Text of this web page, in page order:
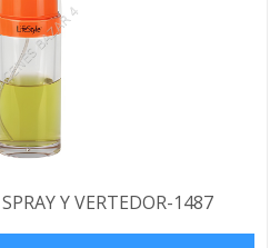
Y VERTEDOR-1487